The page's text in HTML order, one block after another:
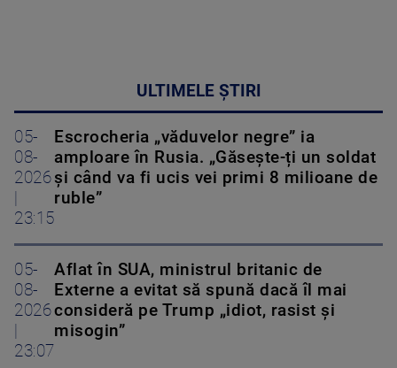
ULTIMELE ȘTIRI
05-
08-
2026
23:15
Escrocheria „văduvelor negre” ia
amploare în Rusia. „Găsește-ți un soldat
și când va fi ucis vei primi 8 milioane de
ruble”
05-
08-
2026
23:07
Aflat în SUA, ministrul britanic de
Externe a evitat să spună dacă îl mai
consideră pe Trump „idiot, rasist și
misogin”